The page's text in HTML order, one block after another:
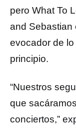
pero What To
and Sebastian
evocador de
principio.
“Nuestros
que
conciertos,”